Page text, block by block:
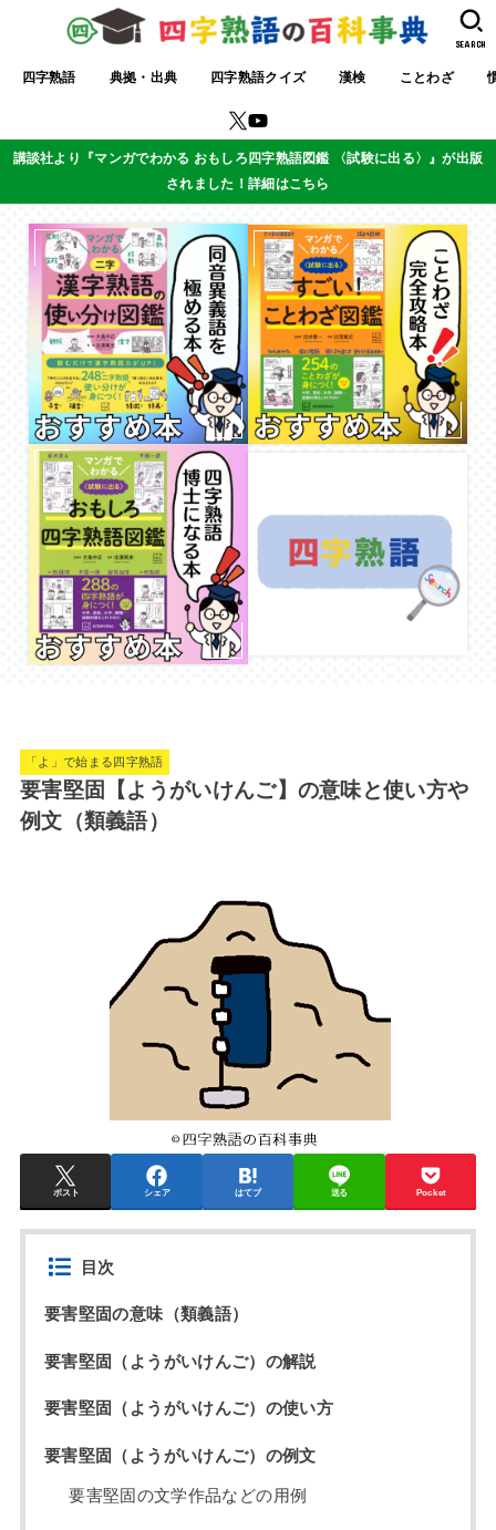
四字熟語 典拠・出典 四字熟語クイズ 漢検 ことわざ
SEARCH
講談社より『マンガでわかる おもしろ四字熟語図鑑 〈試験に出る〉』が出版
されました！詳細はこちら
「よ」で始まる四字熟語
要害堅固【ようがいけんご】の意味と使い方や
例文（類義語）
ポスト シェア はてブ 送る Pocket
目次
要害堅固の意味（類義語）
要害堅固（ようがいけんご）の解説
要害堅固（ようがいけんご）の使い方
要害堅固（ようがいけんご）の例文
要害堅固の文学作品などの用例